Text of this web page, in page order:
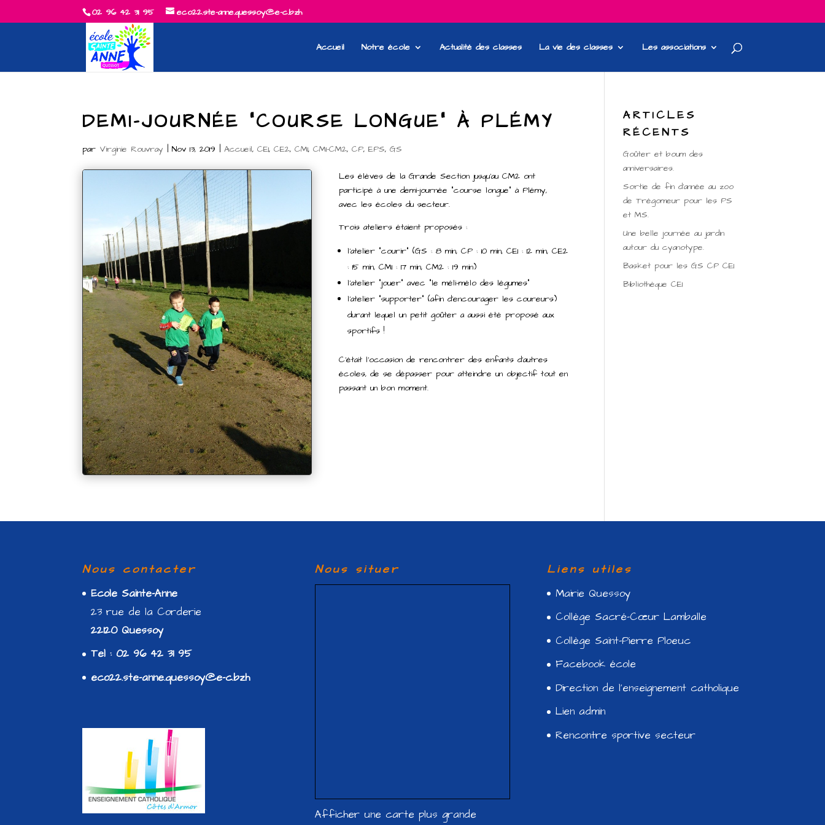
02 96 42 31 95 eco22.ste-anne.quessoy@e-c.bzh
Accueil Notre école Actualité des classes La vie des classes Les associations
DEMI-JOURNÉE “COURSE LONGUE” À PLÉMY
par Virginie Rouvray |Nov 13, 2019 |Accueil,CE1,CE2,CM1,CM1-CM2,CP,EPS,GS
Les élèves de la Grande Section jusqu’au CM2 ont
participé à une demi-journée “course longue” à Plémy,
avec les écoles du secteur.
Trois ateliers étaient proposés :
l’atelier “courir” (GS : 8 min, CP : 10 min, CE1 : 12 min, CE2
: 15 min, CM1 : 17 min, CM2 : 19 min)
l’atelier “jouer” avec “le méli-mélo des légumes”
l’atelier “supporter” (afin d’encourager les coureurs)
durant lequel un petit goûter a aussi été proposé aux
sportifs !
C’était l’occasion de rencontrer des enfants d’autres
écoles, de se dépasser pour atteindre un objectif tout en
passant un bon moment.
ARTICLES
RÉCENTS
Goûter et boum des
anniversaires.
Sortie de fin d’année au zoo
de Trégomeur pour les PS
et MS.
Une belle journée au jardin
autour du cyanotype.
Basket pour les GS CP CE1
Bibliothèque CE1
Nous contacter
Ecole Sainte-Anne
23 rue de la Corderie
22120 Quessoy
Tel : 02 96 42 31 95
eco22.ste-anne.quessoy@e-c.bzh
Nous situer
Afficher une carte plus grande
Liens utiles
Mairie Quessoy
Collège Sacré-Cœur Lamballe
Collège Saint-Pierre Ploeuc
Facebook école
Direction de l’enseignement catholique
Lien admin
Rencontre sportive secteur